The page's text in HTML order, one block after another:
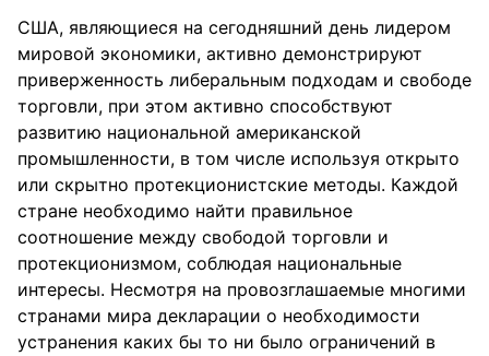
США, являющиеся на сегодняшний день лидером
мировой экономики, активно демонстрируют
приверженность либеральным подходам и свободе
торговли, при этом активно способствуют
развитию национальной американской
промышленности, в том числе используя открыто
или скрытно протекционистские методы. Каждой
стране необходимо найти правильное
соотношение между свободой торговли и
протекционизмом, соблюдая национальные
интересы. Несмотря на провозглашаемые многими
странами мира декларации о необходимости
устранения каких бы то ни было ограничений в